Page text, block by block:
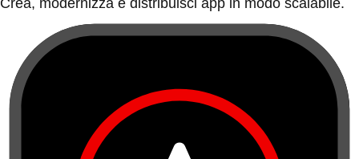
Crea, modernizza e distribuisci app in modo scalabile.